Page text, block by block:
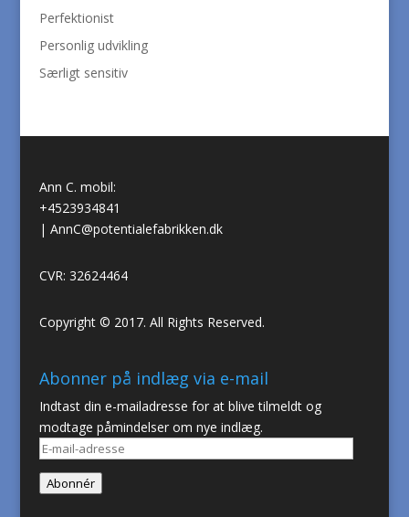
Perfektionist
Personlig udvikling
Særligt sensitiv
Ann C. mobil:
+4523934841
| AnnC@potentialefabrikken.dk
CVR: 32624464
Copyright © 2017. All Rights Reserved.
Abonner på indlæg via e-mail
Indtast din e-mailadresse for at blive tilmeldt og
modtage påmindelser om nye indlæg.
E-
mail-
adresse
Abonnér